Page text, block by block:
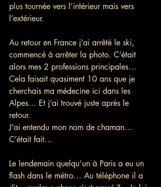
plus tournée vers l’intérieur mais vers
l’extérieur.
Au retour en France j’ai arrêté le ski,
commencé à arrêter la photo. C’était
alors mes 2 professions principales…
Cela faisait quasiment 10 ans que je
cherchais ma médecine ici dans les
Alpes… Et j’ai trouvé juste après le
retour.
J’ai entendu mon nom de chaman…
C’était fait…
Le lendemain quelqu’un à Paris a eu un
flash dans le métro… Au téléphone il a